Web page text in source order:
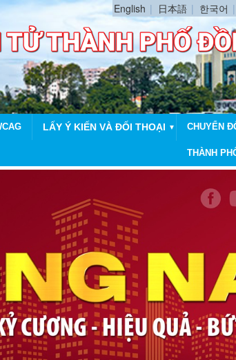
English 日本語 한국어
LẤY Ý KIẾN VÀ ĐỐI THOẠI ▼ CHUYỂN
THÀNH